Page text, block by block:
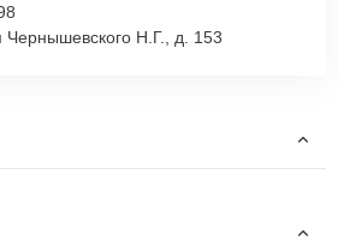
Чернышевского Н.Г., д. 153